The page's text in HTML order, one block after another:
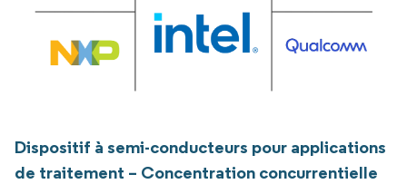
Dispositif à semi-conducteurs pour applications
de traitement – Concentration concurrentielle